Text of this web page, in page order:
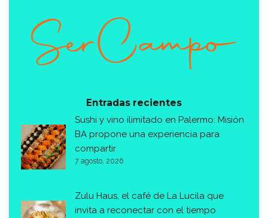
Entradas recientes
Sushi y vino ilimitado en Palermo: Misión
BA propone una experiencia para
compartir
7 agosto, 2026
Zulu Haus, el café de La Lucila que
invita a reconectar con el tiempo